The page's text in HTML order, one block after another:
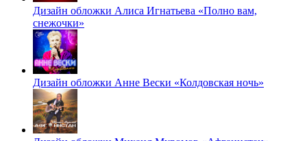
Дизайн обложки Алиса Игнатьева «Полно вам,
снежочки»
Дизайн обложки Анне Вески «Колдовская ночь»